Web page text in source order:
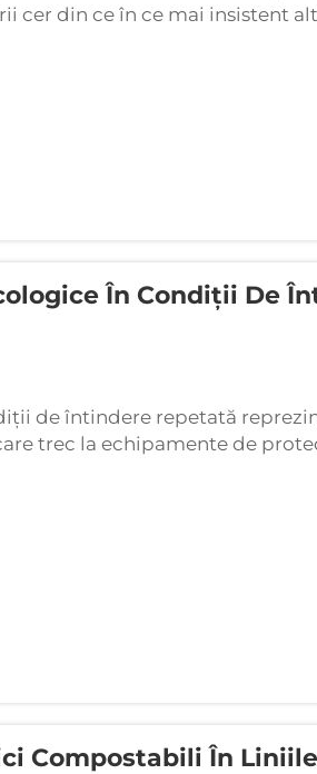
cer din ce în ce mai insistent
au devenit un lider în
În Condiții De
de întindere repetată
trec la echipamente de
din ce în ce mai multă
Compostabili În